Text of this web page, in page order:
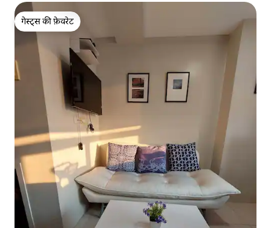
गेस्ट्स की फ़ेवरेट
गेस्ट्स की फ़ेवरेट